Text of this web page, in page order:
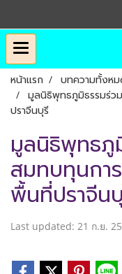
หน้าแรก บทความทั้งห
มูลนิธิพุทธภูมิธรรมร่
ปราจีนบุรี
มูลนิธิพุทธ
สมทบทุนกา
พื้นที่ปราจีน
Last updated: 21 ก.ย.